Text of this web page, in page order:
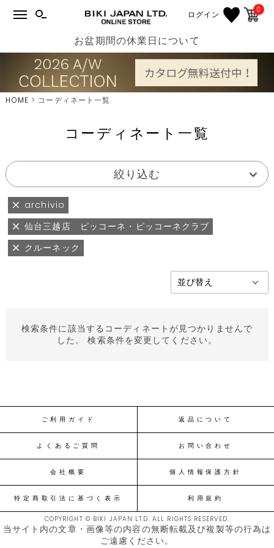
ログイン 0
お盆期間の休業日について
HOME コーディネート一覧
コーディネート一覧
絞り込む
archivio
仙台三越店 ピッコーネ・ピッコーネクラブ
クルーネック
検索条件に該当するコーディネートが見つかりませんで
した。 検索条件を変更してください。
ご利用ガイド 返品について
よくあるご質問 お問い合わせ
会社概要 個人情報保護方針
特定商取引法に基づく表示 利用規約
COPYRIGHT © BIKI JAPAN LTD. ALL RIGHTS RESERVED.
当サイト内の文章・画像等の内容の無断転載及び複製等の行為は
ご遠慮ください。